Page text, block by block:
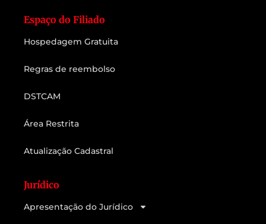
Espaço do Filiado
Hospedagem Gratuita
Regras de reembolso
DSTCAM
Área Restrita
Atualização Cadastral
Jurídico
Apresentação do Jurídico